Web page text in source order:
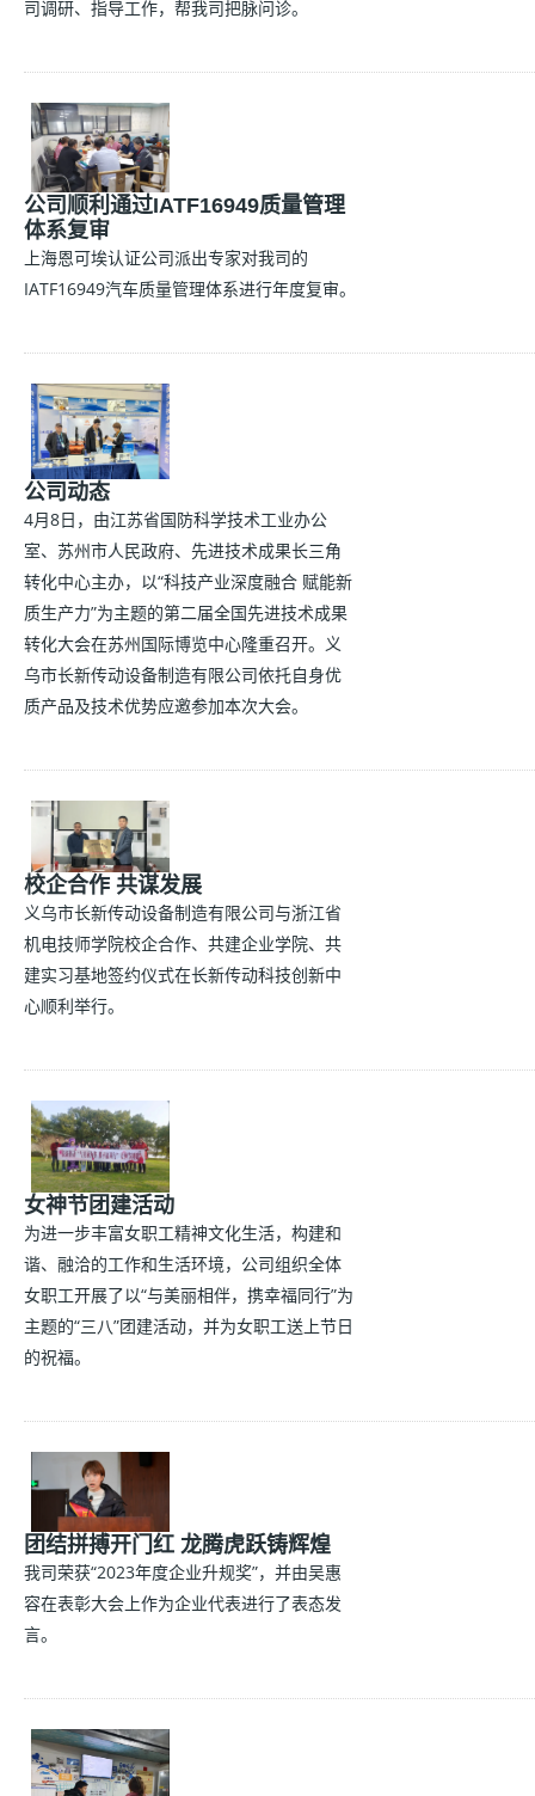
司调研、指导工作，帮我司把脉问诊。
公司顺利通过IATF16949质量管理
体系复审
上海恩可埃认证公司派出专家对我司的
IATF16949汽车质量管理体系进行年度复审。
公司动态
4月8日，由江苏省国防科学技术工业办公
室、苏州市人民政府、先进技术成果长三角
转化中心主办，以“科技产业深度融合 赋能新
质生产力”为主题的第二届全国先进技术成果
转化大会在苏州国际博览中心隆重召开。义
乌市长新传动设备制造有限公司依托自身优
质产品及技术优势应邀参加本次大会。
校企合作 共谋发展
义乌市长新传动设备制造有限公司与浙江省
机电技师学院校企合作、共建企业学院、共
建实习基地签约仪式在长新传动科技创新中
心顺利举行。
女神节团建活动
为进一步丰富女职工精神文化生活，构建和
谐、融洽的工作和生活环境，公司组织全体
女职工开展了以“与美丽相伴，携幸福同行”为
主题的“三八”团建活动，并为女职工送上节日
的祝福。
团结拼搏开门红 龙腾虎跃铸辉煌
我司荣获“2023年度企业升规奖”，并由吴惠
容在表彰大会上作为企业代表进行了表态发
言。